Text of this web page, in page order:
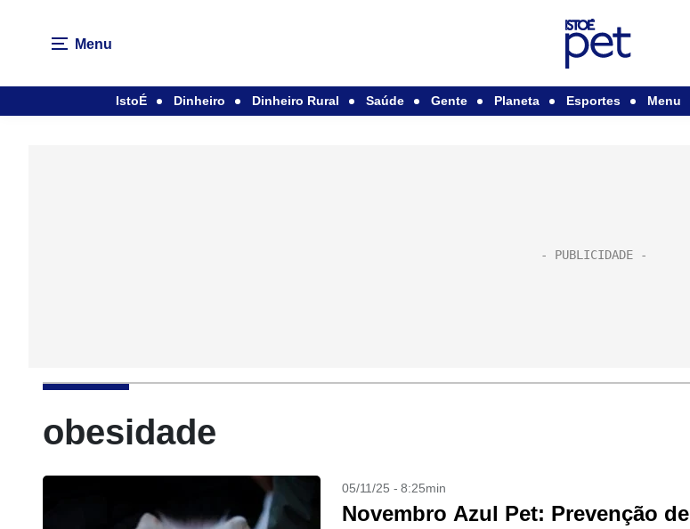
Menu
IstoÉ Dinheiro Dinheiro Rural Saúde Gente Planeta Esportes Menu
obesidade
05/11/25 - 8:25min
Novembro Azul Pet: Prevenção de